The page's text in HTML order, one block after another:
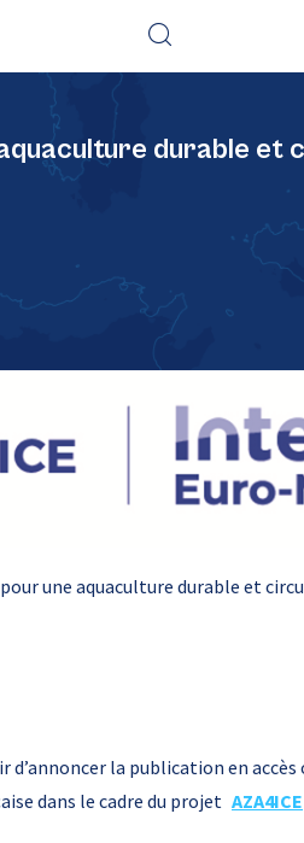
aquaculture durable
une aquaculture durable et
d’annoncer la publication en
dans le cadre du projet AZA4ICE